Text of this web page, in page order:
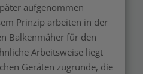
aufgenommen
Prinzip arbeiten in der
Balkenmäher für den
Arbeitsweise liegt
Geräten zugrunde, die